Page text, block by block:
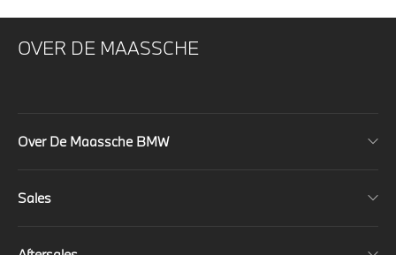
OVER DE MAASSCHE
Over De Maassche BMW
Sales